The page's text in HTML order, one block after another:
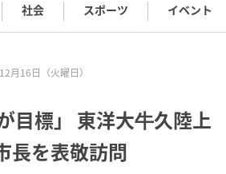
社会 スポーツ イベント
月16日（火曜日）
目標」 東洋大牛久陸上
を表敬訪問